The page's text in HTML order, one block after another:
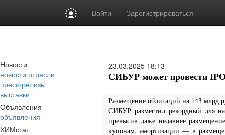
Войти Зарегистрироваться
Новости
новости отрасли
пресс-релизы
выставки
Объявления
объявления
ХИМстат
23.03.2025 18:13
СИБУР может провести
Размещение облигаций на 143 млрд
СИБУР разместил рекордный для
превысив даже недавнее
купонам, амортизации — в